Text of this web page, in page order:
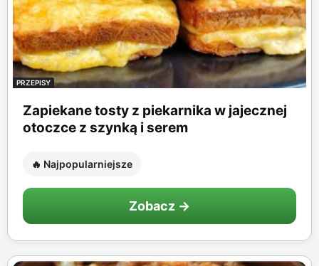
PRZEPISY
Zapiekane tosty z piekarnika w jajecznej
otoczce z szynką i serem
🔥 Najpopularniejsze
Zobacz →